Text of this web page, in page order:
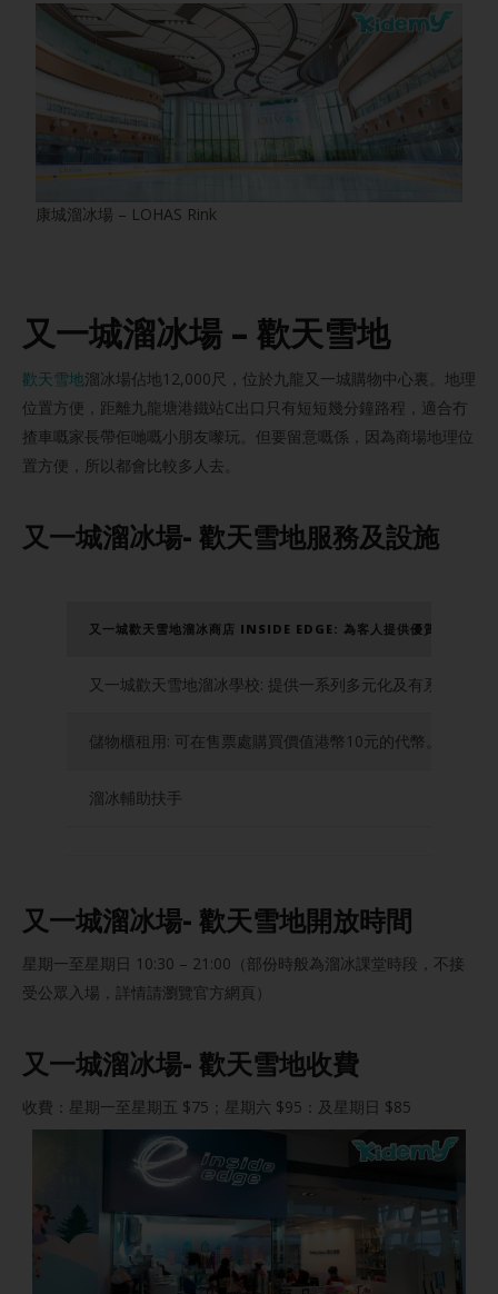
康城溜冰場 – LOHAS Rink
又一城溜冰場 – 歡天雪地
歡天雪地溜冰場佔地12,000尺，位於九龍又一城購物中心裏。地理
位置方便，距離九龍塘港鐵站C出口只有短短幾分鐘路程，適合冇
揸車嘅家長帶佢哋嘅小朋友嚟玩。但要留意嘅係，因為商場地理位
置方便，所以都會比較多人去。
又一城溜冰場- 歡天雪地服務及設施
又一城歡天雪地溜冰商店 INSIDE EDGE: 為客人提供優質的溜冰
又一城歡天雪地溜冰學校: 提供一系列多元化及有系統的
儲物櫃租用: 可在售票處購買價值港幣10元的代幣。
溜冰輔助扶手
又一城溜冰場- 歡天雪地開放時間
星期一至星期日 10:30 – 21:00（部份時般為溜冰課堂時段，不接
受公眾入場，詳情請瀏覽官方網頁）
又一城溜冰場- 歡天雪地收費
收費：星期一至星期五 $75；星期六 $95：及星期日 $85